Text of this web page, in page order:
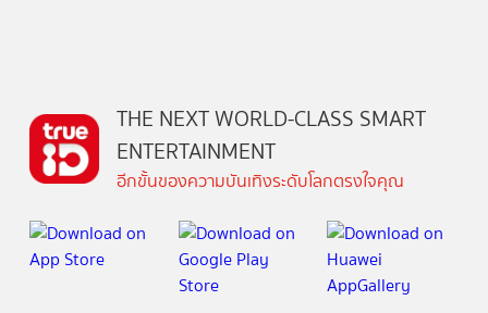
THE NEXT WORLD-CLASS SMART
ENTERTAINMENT
อีกขั้นของความบันเทิงระดับโลกตรงใจคุณ